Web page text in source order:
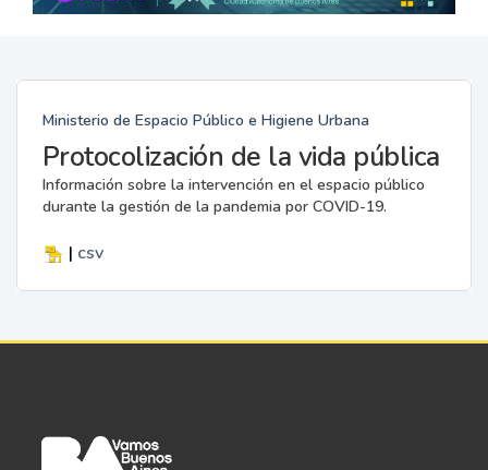
Ministerio de Espacio Público e Higiene Urbana
Protocolización de la vida pública
Información sobre la intervención en el espacio público
durante la gestión de la pandemia por COVID-19.
| csv